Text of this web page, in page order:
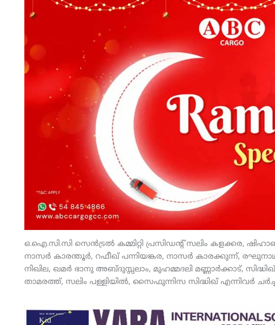
ഒ.ഐ.സി.സി സെന്‍ട്രല്‍ കമ്മിറ്റി പ്രസിഡന്റ് സലിം കളക്കര,
നാസര്‍ കാരന്തൂര്‍, റഫീഖ് പന്നിയങ്കര, നാസര്‍ കാരക്കുന്ന്,
നിഖില, ഖമര്‍ ഭാനു അബ്ദുസ്സലാം, മുഹമ്മദലി മണ്ണാര്‍ക്കാട്,
താമരത്ത്, സലിം പള്ളിയില്‍, സൈഫുന്നിസ സിദ്ധിഖ് എന്നിവര്‍